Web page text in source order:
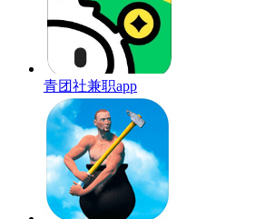
青团社兼职app